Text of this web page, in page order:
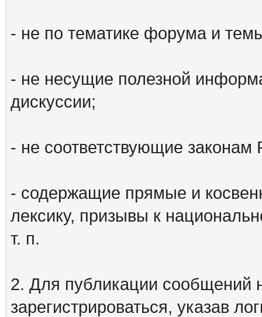
- не по тематике форума и
- не несущие полезной
дискуссии;
- не соответствующие законам
- содержащие прямые и
лексику, призывы к
т. п.
2. Для публикации сообщений
зарегистрироваться, указав